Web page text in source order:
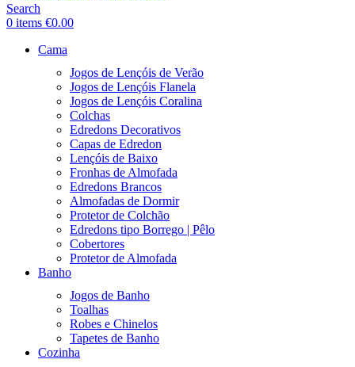
Search
0 items €0.00
Cama
Jogos de Lençóis de Verão
Jogos de Lençóis Flanela
Jogos de Lençóis Coralina
Colchas
Edredons Decorativos
Capas de Edredon
Lençóis de Baixo
Fronhas de Almofada
Edredons Brancos
Almofadas de Dormir
Protetor de Colchão
Edredons tipo Borrego | Pêlo
Cobertores
Protetor de Almofada
Banho
Jogos de Banho
Toalhas
Robes e Chinelos
Tapetes de Banho
Cozinha